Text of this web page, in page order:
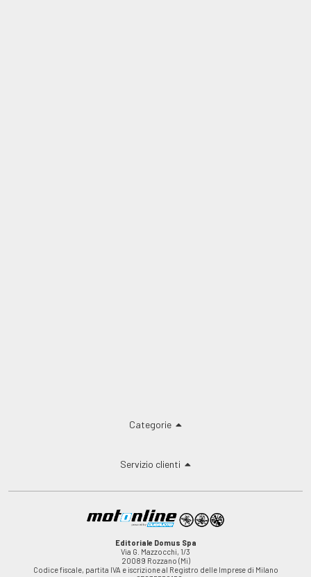
Categorie
Servizio clienti
Editoriale Domus Spa
Via G. Mazzocchi, 1/3
20089 Rozzano (Mi)
Codice fiscale, partita IVA e iscrizione al Registro delle Imprese di Milano